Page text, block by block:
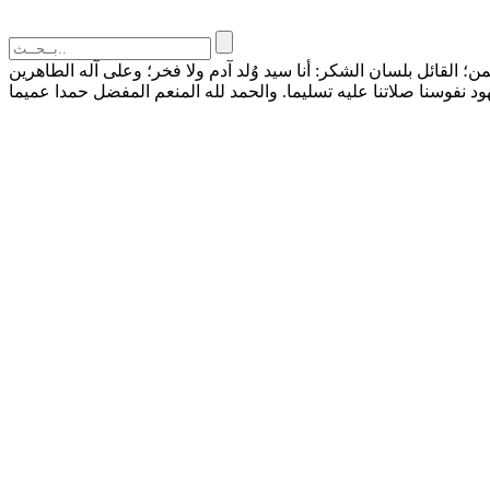
بلسان الشكر: أنا سيد وُلد آدم ولا فخر؛ وعلى آله الطاهرين